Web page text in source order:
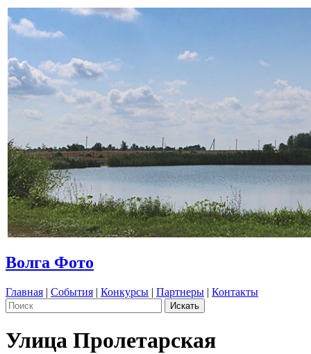
Волга Фото
Главная | События | Конкурсы | Партнеры | Контакты
Улица Пролетарская